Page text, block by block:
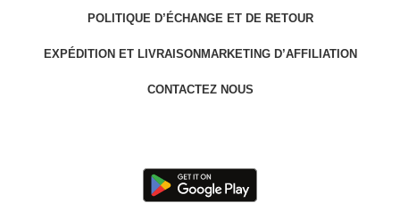
POLITIQUE D’ÉCHANGE ET DE RETOUR
EXPÉDITION ET LIVRAISONMARKETING D’AFFILIATION
CONTACTEZ NOUS